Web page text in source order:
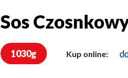
Sos
Sos
1030g Kup online: